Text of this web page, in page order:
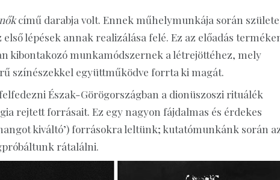
című darabja volt. Ennek műhelymunkája során
lépések annak realizálása felé. Ez az előadás
kibontakozó munkamódszernek a létrejöttéhez, mely
színészekkel együttműködve forrta ki magát.
Észak-Görögországban a dionüszoszi rituálék
rejtett forrásait. Ez egy nagyon fájdalmas és érdekes
kiváltó’) forrásokra leltünk; kutatómunkánk során
rátalálni.